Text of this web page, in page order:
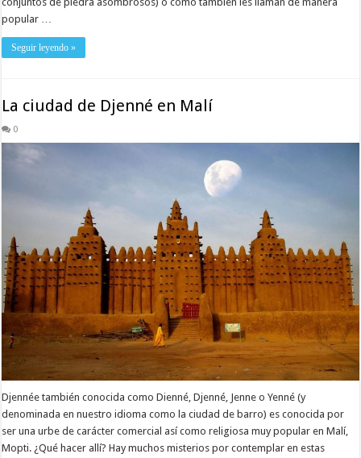
popular …
Seguir leyendo »
La ciudad de Djenné en Malí
0
Djennée también conocida como Dienné, Djenné, Jenne o Yenné (y
denominada en nuestro idioma como la ciudad de barro) es conocida por
ser una urbe de carácter comercial así como religiosa muy popular en Malí,
Mopti. ¿Qué hacer allí? Hay muchos misterios por contemplar en estas